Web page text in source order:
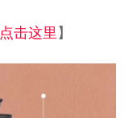
点击这里 】